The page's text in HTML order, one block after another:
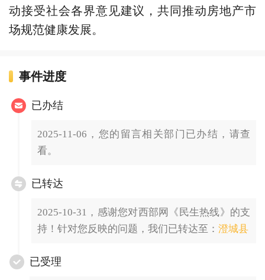
动接受社会各界意见建议，共同推动房地产市
场规范健康发展。
事件进度
已办结
2025-11-06，您的留言相关部门已办结，请查
看。
已转达
2025-10-31，感谢您对西部网《民生热线》的支
持！针对您反映的问题，我们已转达至： 澄城县
已受理